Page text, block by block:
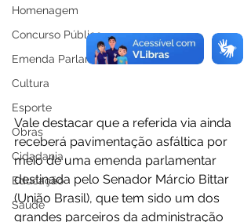
Homenagem
Concurso Público
Emenda Parlamentar
Cultura
Esporte
Obras
Cidadania
Educação
Saúde
Vale destacar que a referida via ainda
receberá pavimentação asfáltica por
meio de uma emenda parlamentar
destinada pelo Senador Márcio Bittar
(União Brasil), que tem sido um dos
grandes parceiros da administração